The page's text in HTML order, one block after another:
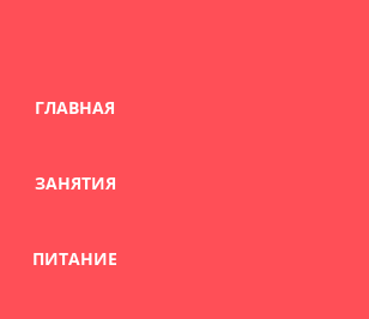
ГЛАВНАЯ
ЗАНЯТИЯ
ПИТАНИЕ